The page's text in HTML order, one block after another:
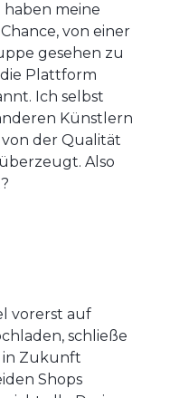
haben meine
von einer
gesehen zu
Plattform
Ich selbst
Künstlern
der Qualität
Also
vorerst auf
schließe
in Zukunft
Shops